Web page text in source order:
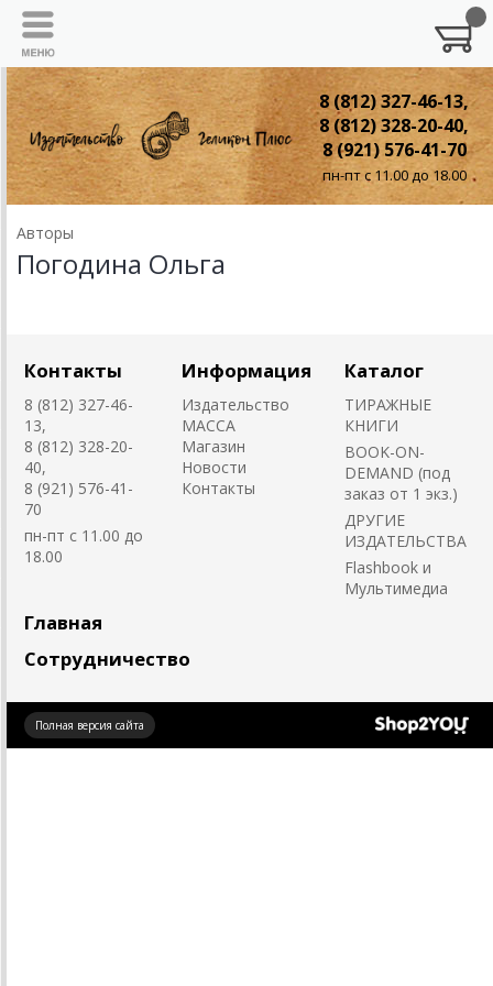
8 (812) 327-46-13,
8 (812) 328-20-40,
8 (921) 576-41-70
пн-пт с 11.00 до 18.00
Авторы
Погодина Ольга
Контакты
8 (812) 327-46-
13,
8 (812) 328-20-
40,
8 (921) 576-41-
70
пн-пт с 11.00 до
18.00
Информация
Издательство
MACCA
Магазин
Новости
Контакты
Каталог
ТИРАЖНЫЕ
КНИГИ
BOOK-ON-
DEMAND (под
заказ от 1 экз.)
ДРУГИЕ
ИЗДАТЕЛЬСТВА
Flashbook и
Мультимедиа
Главная
Сотрудничество
Полная версия сайта